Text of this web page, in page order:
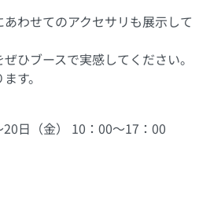
わせてのアクセサリも展示して
ひブースで実感してください。
す。
日（金） 10：00～17：00